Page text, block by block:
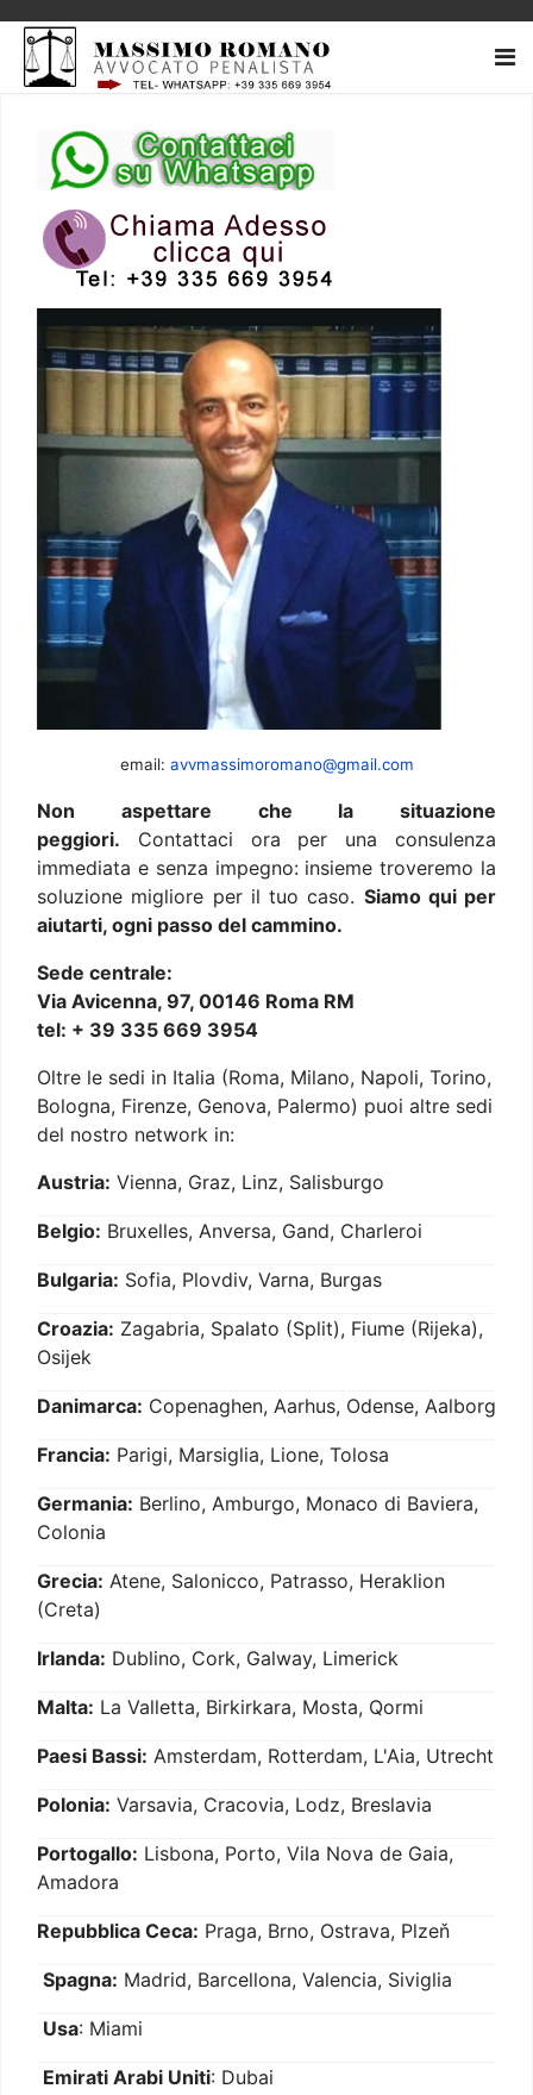
email: avvmassimoromano@gmail.com
Non aspettare che la situazione
peggiori. Contattaci ora per una consulenza
immediata e senza impegno: insieme troveremo la
soluzione migliore per il tuo caso. Siamo qui per
aiutarti, ogni passo del cammino.
Sede centrale:
Via Avicenna, 97, 00146 Roma RM
tel: + 39 335 669 3954
Oltre le sedi in Italia (Roma, Milano, Napoli, Torino,
Bologna, Firenze, Genova, Palermo) puoi altre sedi
del nostro network in:
Austria: Vienna, Graz, Linz, Salisburgo
Belgio: Bruxelles, Anversa, Gand, Charleroi
Bulgaria: Sofia, Plovdiv, Varna, Burgas
Croazia: Zagabria, Spalato (Split), Fiume (Rijeka),
Osijek
Danimarca: Copenaghen, Aarhus, Odense, Aalborg
Francia: Parigi, Marsiglia, Lione, Tolosa
Germania: Berlino, Amburgo, Monaco di Baviera,
Colonia
Grecia: Atene, Salonicco, Patrasso, Heraklion
(Creta)
Irlanda: Dublino, Cork, Galway, Limerick
Malta: La Valletta, Birkirkara, Mosta, Qormi
Paesi Bassi: Amsterdam, Rotterdam, L'Aia, Utrecht
Polonia: Varsavia, Cracovia, Lodz, Breslavia
Portogallo: Lisbona, Porto, Vila Nova de Gaia,
Amadora
Repubblica Ceca: Praga, Brno, Ostrava, Plzeň
Spagna: Madrid, Barcellona, Valencia, Siviglia
Usa: Miami
Emirati Arabi Uniti: Dubai